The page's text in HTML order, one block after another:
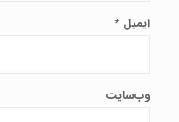
ایمیل *
وب‌سایت